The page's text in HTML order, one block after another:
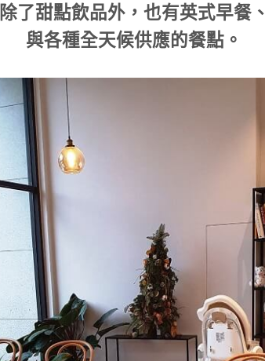
除了甜點飲品外，也有英式早餐、
與各種全天候供應的餐點。